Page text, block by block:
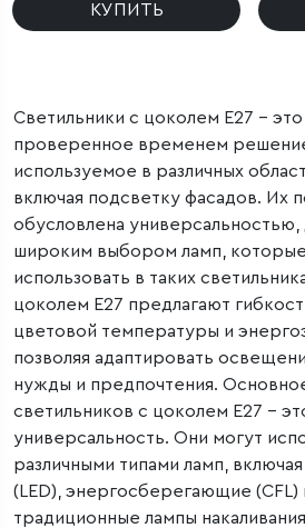
КУПИТЬ
Светильники с цоколем E27 –
проверенное временем
используемое в различных
включая подсветку фасадов. Их
обусловлена
широким выбором ламп,
использовать в таких
цоколем E27 предлагают
цветовой температуры и
позволяя адаптировать
нужды и предпочтения.
светильников с цоколем E27 –
универсальность. Они могут
различными типами ламп,
(LED), энергосберегающие (CFL)
традиционные лампы